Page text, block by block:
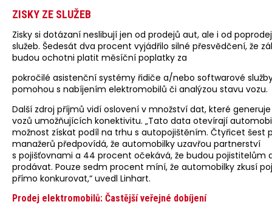
ZISKY ZE SLUŽEB
Zisky si dotázaní neslibují jen od prodejů aut, ale i od
služeb. Šedesát dva procent vyjádřilo silné přesvědčení, že
budou ochotni platit měsíční poplatky za
pokročilé asistenční systémy řidiče a/nebo softwarové
pomohou s nabíjením elektromobilů či analýzou stavu vozu.
Další zdroj příjmů vidí oslovení v množství dat, které
vozů umožňujících konektivitu. „Tato data otevírají
možnost získat podíl na trhu s autopojištěním. Čtyřicet šest
manažerů předpovídá, že automobilky uzavřou partnerství
s pojišťovnami a 44 procent očekává, že budou pojistitelům
prodávat. Pouze sedm procent míní, že automobilky zkusí
přímo konkurovat,“ uvedl Linhart.
Prodej elektromobilů: Častější veřejné dobíjení